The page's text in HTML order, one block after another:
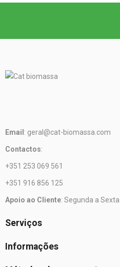
Email : geral@cat-biomassa.com
Contactos:
+351 253 069 561
+351 916 856 125
Apoio ao Cliente: Segunda a
Serviços
Informações